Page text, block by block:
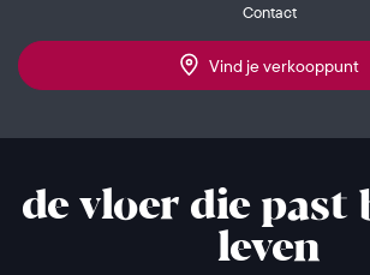
Contact
Vind je verkooppunt
de vloer die past
leven